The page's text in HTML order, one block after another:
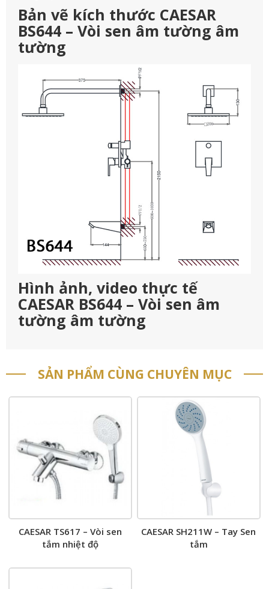
Bản vẽ kích thước CAESAR
BS644 – Vòi sen âm tường âm
tường
Hình ảnh, video thực tế
CAESAR BS644 – Vòi sen âm
tường âm tường
SẢN PHẨM CÙNG CHUYÊN MỤC
CAESAR TS617 – Vòi sen
tắm nhiệt độ
CAESAR SH211W – Tay Sen
tắm